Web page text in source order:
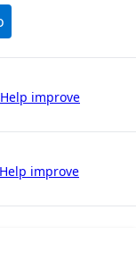
Help improve
Help improve